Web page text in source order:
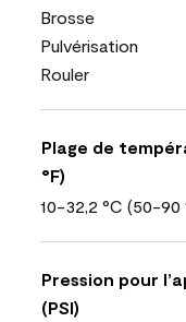
Brosse
Pulvérisation
Rouler
Plage de
°F)
10-32,2 °C (50-90
Pression pour
(PSI)